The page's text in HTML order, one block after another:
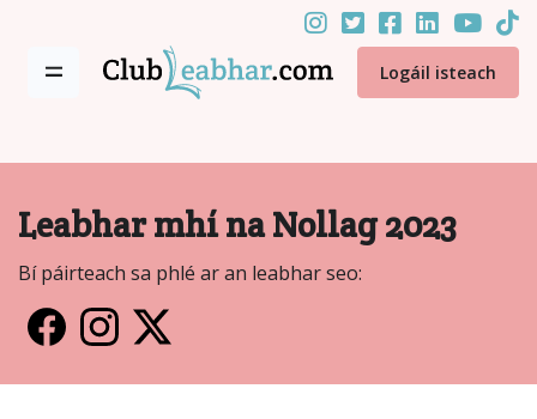
Logáil isteach
Leabhar mhí na Nollag 2023
Bí páirteach sa phlé ar an leabhar seo: